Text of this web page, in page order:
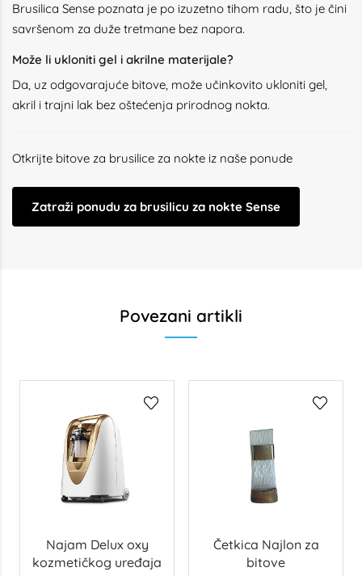
Brusilica Sense poznata je po izuzetno tihom radu, što je čini
savršenom za duže tretmane bez napora.
Može li ukloniti gel i akrilne materijale?
Da, uz odgovarajuće bitove, može učinkovito ukloniti gel,
akril i trajni lak bez oštećenja prirodnog nokta.
Otkrijte bitove za brusilice za nokte iz naše ponude
Zatraži ponudu za brusilicu za nokte Sense
Povezani artikli
Najam Delux oxy
kozmetičkog uređaja
Četkica Najlon za
bitove